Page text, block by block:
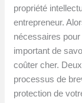
propriété
entrepreneur.
nécessaires
important de
coûter cher.
processus de
protection de